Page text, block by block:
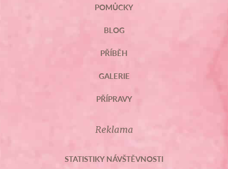
POMŮCKY
BLOG
PŘÍBĚH
GALERIE
PŘÍPRAVY
Reklama
STATISTIKY NÁVŠTĚVNOSTI